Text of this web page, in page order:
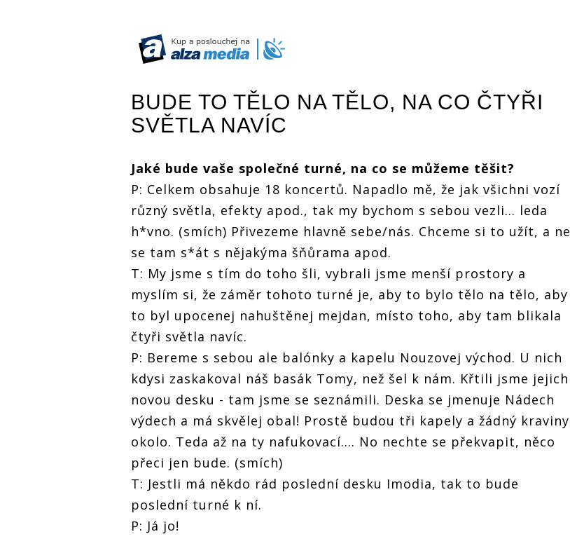
BUDE TO TĚLO NA TĚLO, NA CO ČTYŘI
SVĚTLA NAVÍC
Jaké bude vaše společné turné, na co se můžeme těšit?
P: Celkem obsahuje 18 koncertů. Napadlo mě, že jak všichni vozí
různý světla, efekty apod., tak my bychom s sebou vezli... leda
h*vno. (smích) Přivezeme hlavně sebe/nás. Chceme si to užít, a ne
se tam s*át s nějakýma šňůrama apod.
T: My jsme s tím do toho šli, vybrali jsme menší prostory a
myslím si, že záměr tohoto turné je, aby to bylo tělo na tělo, aby
to byl upocenej nahuštěnej mejdan, místo toho, aby tam blikala
čtyři světla navíc.
P: Bereme s sebou ale balónky a kapelu Nouzovej východ. U nich
kdysi zaskakoval náš basák Tomy, než šel k nám. Křtili jsme jejich
novou desku - tam jsme se seznámili. Deska se jmenuje Nádech
výdech a má skvělej obal! Prostě budou tři kapely a žádný kraviny
okolo. Teda až na ty nafukovací.... No nechte se překvapit, něco
přeci jen bude. (smích)
T: Jestli má někdo rád poslední desku Imodia, tak to bude
poslední turné k ní.
P: Já jo!